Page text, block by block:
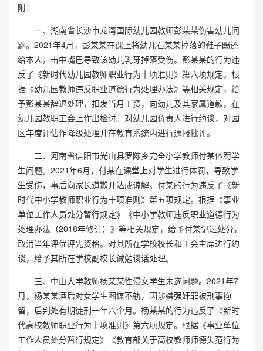
附：
一、湖南省长沙市龙湾国际幼儿园教师彭某某伤害幼儿问
题。2021年4月，彭某某在课上将幼儿石某某掉落的鞋子踢还
给本人，击中嘴巴导致该幼儿乳牙掉落受伤。彭某某的行为违
反了《新时代幼儿园教师职业行为十项准则》第六项规定。根
据《幼儿园教师违反职业道德行为处理办法》等相关规定，给
予彭某某辞退处理，扣发当月工资，向幼儿及其家属道歉，在
幼儿园教职工会上作出检讨。对幼儿园负责人进行约谈，对园
区年度评估作降级处理并在教育系统内进行通报批评。
二、河南省信阳市光山县罗陈乡完全小学教师付某体罚学
生问题。2021年6月，付某在课堂上对学生进行体罚，导致学
生受伤，事后向家长道歉并达成谅解。付某的行为违反了《新
时代中小学教师职业行为十项准则》第五项规定。根据《事业
单位工作人员处分暂行规定》《中小学教师违反职业道德行为
处理办法（2018年修订）》等相关规定，给予付某记过处分，
取消当年评优评先资格。对其所在学校校长和工会主席进行约
谈，给予其所在学校副校长诫勉谈话处理。
三、中山大学教师杨某某性侵女学生未遂问题。2021年7
月，杨某某酒后对女学生图谋不轨，因涉嫌强奸罪被刑事拘
留，后判处有期徒刑一年六个月。杨某某的行为违反了《新时
代高校教师职业行为十项准则》第六项规定。根据《事业单位
工作人员处分暂行规定》《教育部关于高校教师师德失范行为